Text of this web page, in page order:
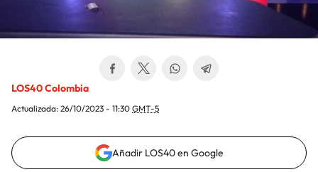
LOS40 Colombia
Actualizada: 26/10/2023 - 11:30 GMT-5
Añadir LOS40 en Google